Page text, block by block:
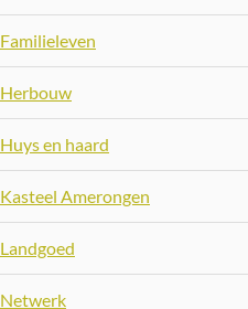
Familieleven
Herbouw
Huys en haard
Kasteel Amerongen
Landgoed
Netwerk